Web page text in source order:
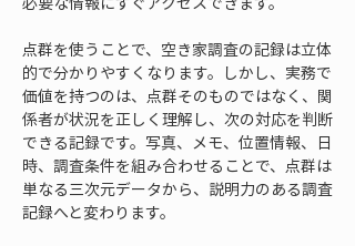
点群を使うことで、空き家調査の記録は立体
的で分かりやすくなります。しかし、実務で
価値を持つのは、点群そのものではなく、関
係者が状況を正しく理解し、次の対応を判断
できる記録です。写真、メモ、位置情報、日
時、調査条件を組み合わせることで、点群は
単なる三次元データから、説明力のある調査
記録へと変わります。